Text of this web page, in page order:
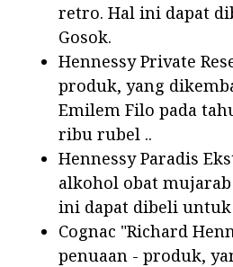
retro. Hal ini dapat
Gosok.
Hennessy Private
produk, yang
Emilem Filo pada
ribu rubel ..
Hennessy Paradis
alkohol obat mujarab
ini dapat dibeli untuk
Cognac "Richard
penuaan - produk,